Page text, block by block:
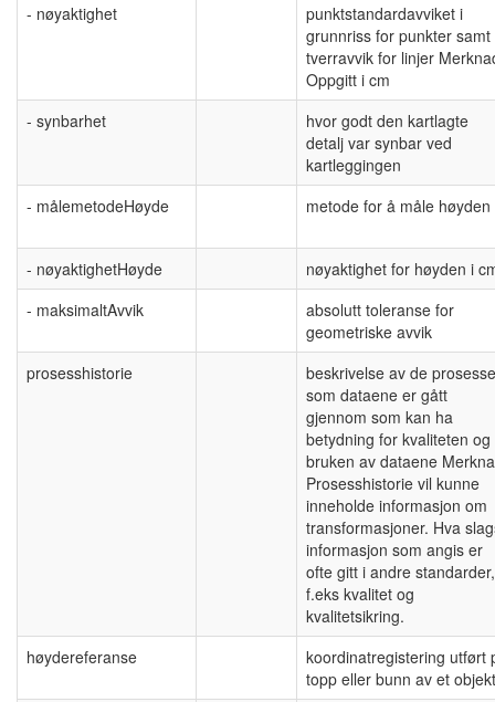
- nøyaktighet
punktstandardavviket i
grunnriss for punkter samt
tverravvik for linjer
Oppgitt i cm
- synbarhet
hvor godt den kartlagte
detalj var synbar ved
kartleggingen
- målemetodeHøyde
metode for å måle høyden
- nøyaktighetHøyde
nøyaktighet for høyden i
- maksimaltAvvik
absolutt toleranse for
geometriske avvik
prosesshistorie
beskrivelse av de
som dataene er gått
gjennom som kan ha
betydning for kvaliteten og
bruken av dataene
Prosesshistorie vil kunne
inneholde informasjon om
transformasjoner. Hva
informasjon som angis er
ofte gitt i andre standarder,
f.eks kvalitet og
kvalitetsikring.
høydereferanse
koordinatregistering utført
topp eller bunn av et objekt